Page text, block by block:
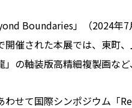
Boundaries」（2024
開催された本展では、東町
」の軸装版高精細複製画な
わせて国際シンポジウム「